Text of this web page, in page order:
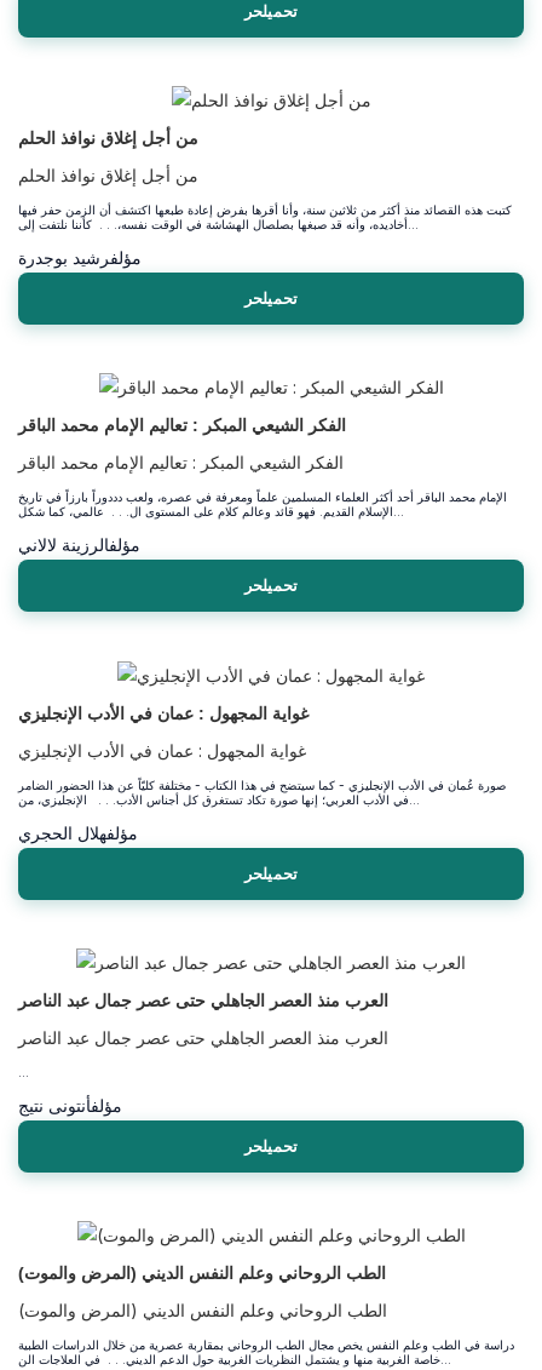
تحميلحر
من أجل إغلاق نوافذ الحلم
من أجل إغلاق نوافذ الحلم
كتبت هذه القصائد منذ أكثر من ثلاثين سنة، وأنا أقرها بفرض إعادة طبعها اكتشف أن الزمن حفر فيها
مؤلفرشيد بوجدرة
تحميلحر
الفكر الشيعي المبكر : تعاليم الإمام محمد الباقر
الفكر الشيعي المبكر : تعاليم الإمام محمد الباقر
الإمام محمد الباقر أحد أكثر العلماء المسلمين علماً ومعرفة في عصره، ولعب دددوراً بارزاً في تاريخ
مؤلفالرزينة لالاني
تحميلحر
غواية المجهول : عمان في الأدب الإنجليزي
غواية المجهول : عمان في الأدب الإنجليزي
صورة عُمان في الأدب الإنجليزي - كما سيتضح في هذا الكتاب - مختلفة كليّاً عن هذا الحضور الضامر
مؤلفهلال الحجري
تحميلحر
العرب منذ العصر الجاهلي حتى عصر جمال عبد الناصر
العرب منذ العصر الجاهلي حتى عصر جمال عبد الناصر
مؤلفأنتونى نتيج
تحميلحر
الطب الروحاني وعلم النفس الديني (المرض والموت)
الطب الروحاني وعلم النفس الديني (المرض والموت)
دراسة في الطب وعلم النفس يخص مجال الطب الروحاني بمقاربة عصرية من خلال الدراسات الطبية